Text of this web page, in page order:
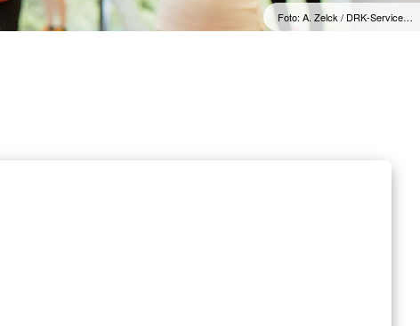
Foto: A. Zelck / DRK-Service…